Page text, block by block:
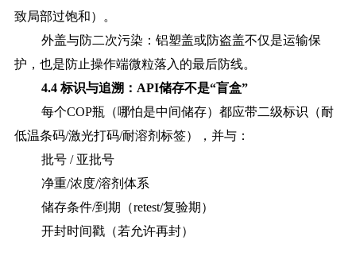
致局部过饱和）。
外盖与防二次污染：铝塑盖或防盗盖不仅是运输保
护，也是防止操作端微粒落入的最后防线。
4.4 标识与追溯：API储存不是“盲盒”
每个COP瓶（哪怕是中间储存）都应带二级标识（耐
低温条码/激光打码/耐溶剂标签），并与：
批号 / 亚批号
净重/浓度/溶剂体系
储存条件/到期（retest/复验期）
开封时间戳（若允许再封）